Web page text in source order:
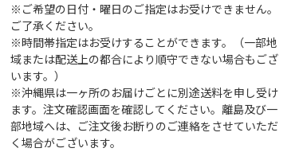
※ご希望の日付・曜日のご指定はお受けできません。
ご了承ください。
※時間帯指定はお受けすることができます。（一部地
域または配送上の都合により順守できない場合もござ
います。）
※沖縄県は一ヶ所のお届けごとに別途送料を申し受け
ます。注文確認画面を確認してください。離島及び一
部地域へは、ご注文後お断りのご連絡をさせていただ
く場合がございます。